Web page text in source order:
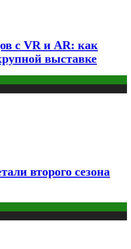
с VR и AR: как
выставке
второго сезона